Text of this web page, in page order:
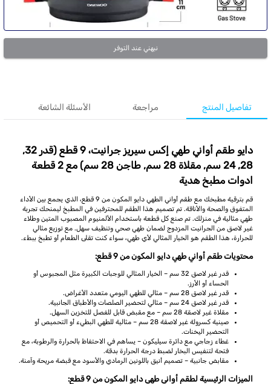
نبهني عند التوفر
تفاصيل المنتج مراجعة الأسئلة الشائعة
دايو طقم أواني طهي إكس سيريز جرانيت، 9 قطع (قدر 32,
28, 24 سم, مقلاة 28 سم, طاجن 28 سم) مع 2 قطعة
ادوات مطبخ هدية
قم بترقية مطبخك مع طقم أواني الطهي دايو المكون من 9 قطع، الذي يجمع بين الأداء
المتفوق والصحة والأناقة. تم تصميم هذا الطقم للمحترفين في المطبخ ليمنحك تجربة
طهي مثالية في منزلك. تم صنع كل قطعة باستخدام الألمنيوم المصبوب المتين وطلاء
غير لاصق من الجرانيت المزدوج لضمان طهي صحي وتنظيف سهل. مع توزيع مثالي
للحرارة، هذا الطقم هو الخيار المثالي لأي طهي، سواء كنت تقلى الطعام أو تطبخ ببطء.
محتويات طقم أواني طهي دايو المكون من 9 قطع:
قدر غير لاصق 32 سم – الخيار المثالي للوجبات الكبيرة مثل المجبوس أو
الحساء أو الأرز.
قدر غير لاصق 28 سم – مثالي للطهي اليومي متعدد الأغراض.
قدر غير لاصق 24 سم – مثالي لتحضير الصلصات والأطباق الجانبية.
مقلاة غير لاصقة 28 سم – مع مقبض قابل للفصل للتخزين السهل.
صينية كسرولة غير لاصقة 28 سم – مثالية للطهي البطيء أو التحميص أو
التحضير اليخنات.
غطاء زجاجي مع دائرة سيليكون – يساهم في الاحتفاظ بالحرارة والرطوبة، مع
فتحة لتنفيس البخار لضبط درجة الحرارة بدقة.
مقابض جانبية – تصميم أنيق باللونين الرمادي والأسود مع قبضة مريحة وآمنة.
الميزات الرئيسية لطقم أواني طهي دايو المكون من 9 قطع: